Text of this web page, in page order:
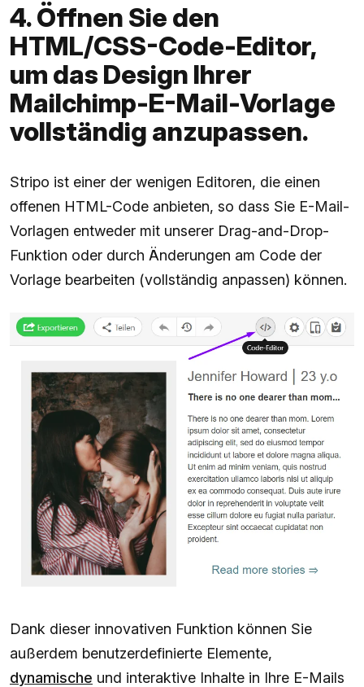
4. Öffnen Sie den
HTML/CSS-Code-Editor,
um das Design Ihrer
Mailchimp-E-Mail-Vorlage
vollständig anzupassen.
Stripo ist einer der wenigen Editoren, die einen
offenen HTML-Code anbieten, so dass Sie E-Mail-
Vorlagen entweder mit unserer Drag-and-Drop-
Funktion oder durch Änderungen am Code der
Vorlage bearbeiten (vollständig anpassen) können.
Dank dieser innovativen Funktion können Sie
außerdem benutzerdefinierte Elemente,
dynamische und interaktive Inhalte in Ihre E-Mails